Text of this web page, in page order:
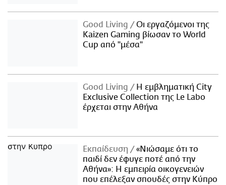
Good Living
Οι εργαζόμενοι της
Kaizen Gaming βίωσαν το World
Cup από "μέσα"
Good Living
Η εμβληματική City
Exclusive Collection της Le Labo
έρχεται στην Αθήνα
Εκπαίδευση
«Νιώσαμε ότι το
παιδί δεν έφυγε ποτέ από την
Αθήνα»: Η εμπειρία οικογενειών
που επέλεξαν σπουδές στην Κύπρο